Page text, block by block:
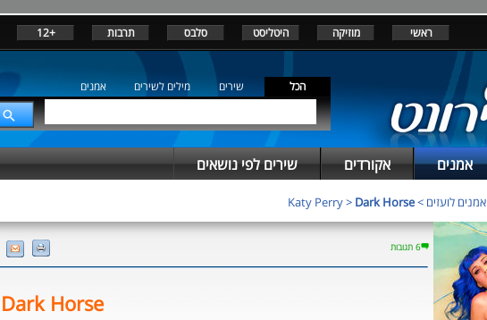
ראשי מוזיקה היטליסט סלבס תרבות +12
הכל שירים מילים לשירים אמנים
אמנים אקורדים שירים לפי נושאים
אמנים לועזים >
Katy Perry> Dark Horse
6 תגובות
Dark Horse